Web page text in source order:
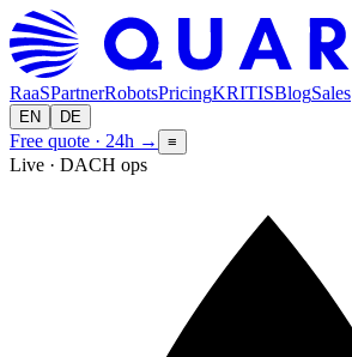
RaaSPartnerRobotsPricingKRITISBlogSales
EN DE
Free quote · 24h → ≡
Live · DACH ops